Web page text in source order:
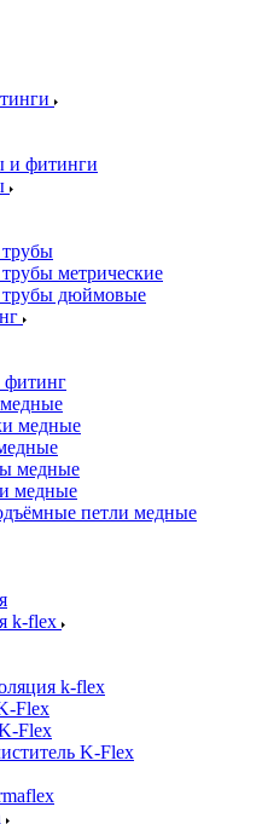
и фитинги
метрические
дюймовые
медные
медные
медные
петли медные
k-flex
k-flex
Flex
Flex
K-Flex